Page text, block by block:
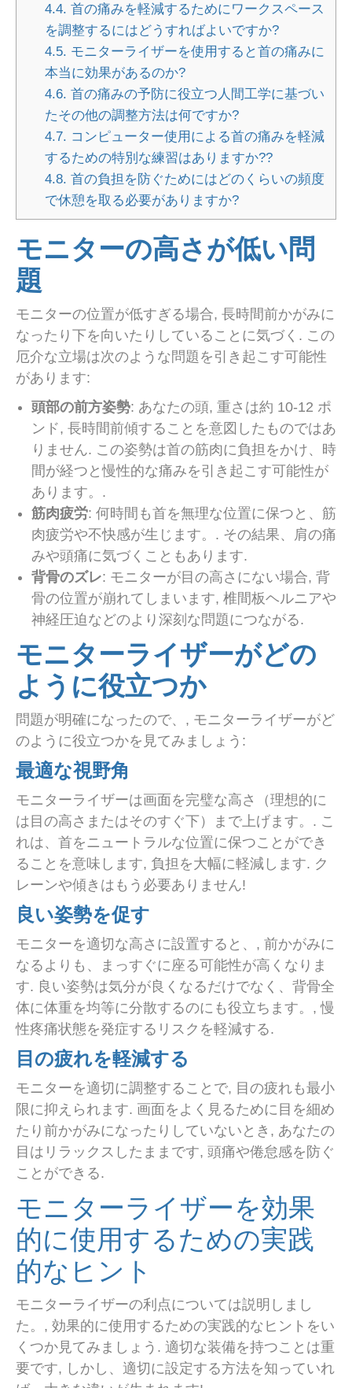
4.4. 首の痛みを軽減するためにワークスペース
を調整するにはどうすればよいですか?
4.5. モニターライザーを使用すると首の痛みに
本当に効果があるのか?
4.6. 首の痛みの予防に役立つ人間工学に基づい
たその他の調整方法は何ですか?
4.7. コンピューター使用による首の痛みを軽減
するための特別な練習はありますか??
4.8. 首の負担を防ぐためにはどのくらいの頻度
で休憩を取る必要がありますか?
モニターの高さが低い問
題
モニターの位置が低すぎる場合, 長時間前かがみに
なったり下を向いたりしていることに気づく. この
厄介な立場は次のような問題を引き起こす可能性
があります:
頭部の前方姿勢: あなたの頭, 重さは約 10-12 ポ
ンド, 長時間前傾することを意図したものではあ
りません. この姿勢は首の筋肉に負担をかけ、時
間が経つと慢性的な痛みを引き起こす可能性が
あります。.
筋肉疲労: 何時間も首を無理な位置に保つと、筋
肉疲労や不快感が生じます。. その結果、肩の痛
みや頭痛に気づくこともあります.
背骨のズレ: モニターが目の高さにない場合, 背
骨の位置が崩れてしまいます, 椎間板ヘルニアや
神経圧迫などのより深刻な問題につながる.
モニターライザーがどの
ように役立つか
問題が明確になったので、, モニターライザーがど
のように役立つかを見てみましょう:
最適な視野角
モニターライザーは画面を完璧な高さ（理想的に
は目の高さまたはそのすぐ下）まで上げます。. こ
れは、首をニュートラルな位置に保つことができ
ることを意味します, 負担を大幅に軽減します. ク
レーンや傾きはもう必要ありません!
良い姿勢を促す
モニターを適切な高さに設置すると、, 前かがみに
なるよりも、まっすぐに座る可能性が高くなりま
す. 良い姿勢は気分が良くなるだけでなく、背骨全
体に体重を均等に分散するのにも役立ちます。, 慢
性疼痛状態を発症するリスクを軽減する.
目の疲れを軽減する
モニターを適切に調整することで, 目の疲れも最小
限に抑えられます. 画面をよく見るために目を細め
たり前かがみになったりしていないとき, あなたの
目はリラックスしたままです, 頭痛や倦怠感を防ぐ
ことができる.
モニターライザーを効果
的に使用するための実践
的なヒント
モニターライザーの利点については説明しまし
た。, 効果的に使用するための実践的なヒントをい
くつか見てみましょう. 適切な装備を持つことは重
要です, しかし、適切に設定する方法を知っていれ